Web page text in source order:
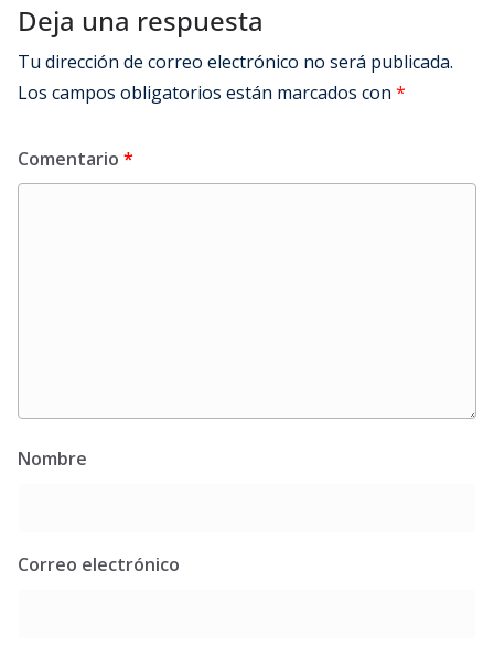
Deja una respuesta
Tu dirección de correo electrónico no será publicada.
Los campos obligatorios están marcados con *
Comentario *
Nombre
Correo electrónico